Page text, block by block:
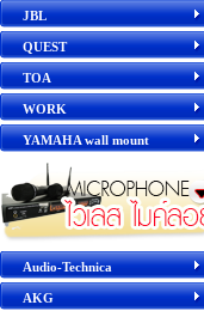
JBL
QUEST
TOA
WORK
YAMAHA wall mount
Audio-Technica
AKG